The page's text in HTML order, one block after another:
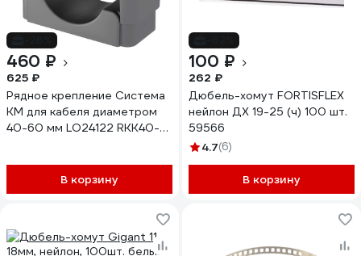
460 ₽
625 ₽
Рядное крепление Система
КМ для кабеля диаметром
40-60 мм LO24122 RKK40-
В корзину
100 ₽
262 ₽
Дюбель-хомут FORTISFLEX
нейлон ДХ 19-25 (ч) 100 шт.
59566
4.7(6)
В корзину